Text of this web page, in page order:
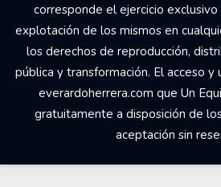
corresponde el ejercicio
explotación de los mismos en
los derechos de reproducción,
pública y transformación. El acceso
everardoherrera.com que Un
gratuitamente a disposición de
aceptación sin